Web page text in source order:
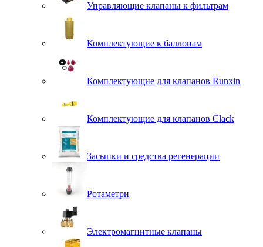
Управляющие клапаны к фильтрам
Комплектующие к баллонам
Комплектующие для клапанов Runxin
Комплектующие для клапанов Clack
Засыпки и средства регенерации
Ротаметри
Электромагнитные клапаны